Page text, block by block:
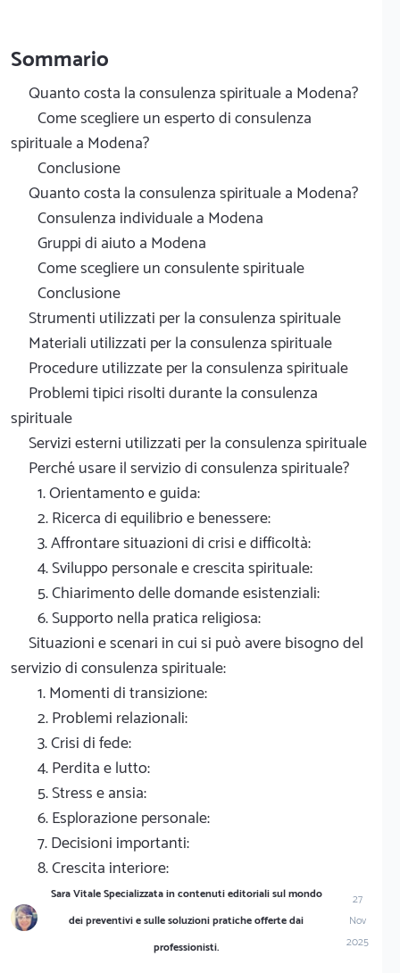
Sommario
Quanto costa la consulenza spirituale a Modena?
Come scegliere un esperto di consulenza
spirituale a Modena?
Conclusione
Quanto costa la consulenza spirituale a Modena?
Consulenza individuale a Modena
Gruppi di aiuto a Modena
Come scegliere un consulente spirituale
Conclusione
Strumenti utilizzati per la consulenza spirituale
Materiali utilizzati per la consulenza spirituale
Procedure utilizzate per la consulenza spirituale
Problemi tipici risolti durante la consulenza
spirituale
Servizi esterni utilizzati per la consulenza spirituale
Perché usare il servizio di consulenza spirituale?
1. Orientamento e guida:
2. Ricerca di equilibrio e benessere:
3. Affrontare situazioni di crisi e difficoltà:
4. Sviluppo personale e crescita spirituale:
5. Chiarimento delle domande esistenziali:
6. Supporto nella pratica religiosa:
Situazioni e scenari in cui si può avere bisogno del
servizio di consulenza spirituale:
1. Momenti di transizione:
2. Problemi relazionali:
3. Crisi di fede:
4. Perdita e lutto:
5. Stress e ansia:
6. Esplorazione personale:
7. Decisioni importanti:
8. Crescita interiore:
Sara Vitale Specializzata in contenuti editoriali sul mondo
dei preventivi e sulle soluzioni pratiche offerte dai
professionisti.
27
Nov
2025